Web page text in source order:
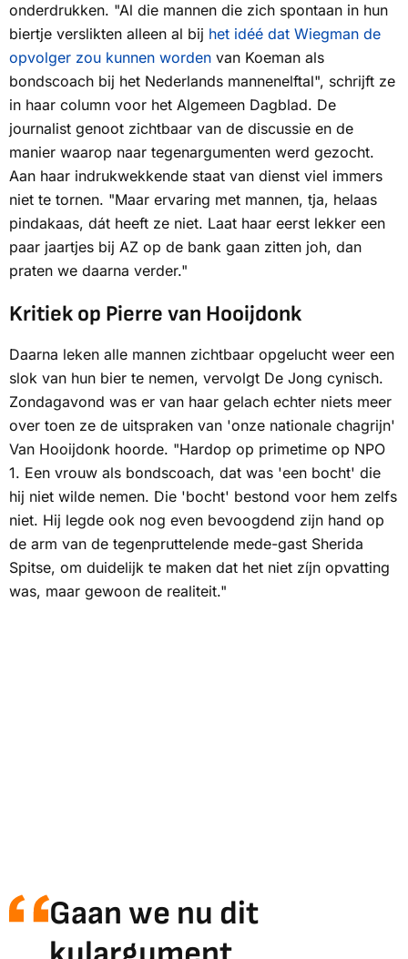
onderdrukken. "Al die mannen die zich spontaan in hun
biertje verslikten alleen al bij het idéé dat Wiegman de
opvolger zou kunnen worden van Koeman als
bondscoach bij het Nederlands mannenelftal", schrijft ze
in haar column voor het Algemeen Dagblad. De
journalist genoot zichtbaar van de discussie en de
manier waarop naar tegenargumenten werd gezocht.
Aan haar indrukwekkende staat van dienst viel immers
niet te tornen. "Maar ervaring met mannen, tja, helaas
pindakaas, dát heeft ze niet. Laat haar eerst lekker een
paar jaartjes bij AZ op de bank gaan zitten joh, dan
praten we daarna verder."
Kritiek op Pierre van Hooijdonk
Daarna leken alle mannen zichtbaar opgelucht weer een
slok van hun bier te nemen, vervolgt De Jong cynisch.
Zondagavond was er van haar gelach echter niets meer
over toen ze de uitspraken van 'onze nationale chagrijn'
Van Hooijdonk hoorde. "Hardop op primetime op NPO
1. Een vrouw als bondscoach, dat was 'een bocht' die
hij niet wilde nemen. Die 'bocht' bestond voor hem zelfs
niet. Hij legde ook nog even bevoogdend zijn hand op
de arm van de tegenpruttelende mede-gast Sherida
Spitse, om duidelijk te maken dat het niet zíjn opvatting
was, maar gewoon de realiteit."
Gaan we nu dit